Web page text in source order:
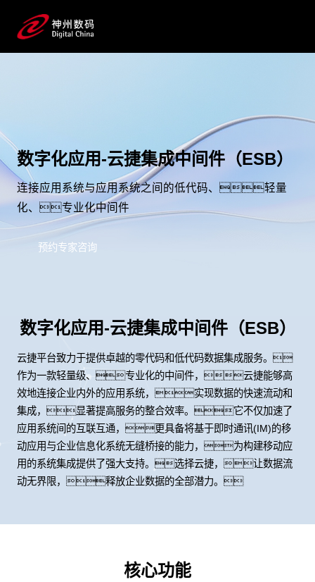
数字化应用-云捷集成中间件（ESB）
连接应用系统与应用系统之间的低代码、轻量
化、专业化中间件
预约专家咨询
数字化应用-云捷集成中间件（ESB）
云捷平台致力于提供卓越的零代码和低代码数据集成服务。
作为一款轻量级、专业化的中间件，云捷能够高
效地连接企业内外的应用系统，实现数据的快速流动和
集成，显著提高服务的整合效率。它不仅加速了
应用系统间的互联互通，更具备将基于即时通讯(IM)的移
动应用与企业信息化系统无缝桥接的能力，为构建移动应
用的系统集成提供了强大支持。选择云捷，让数据流
动无界限，释放企业数据的全部潜力。
核心功能